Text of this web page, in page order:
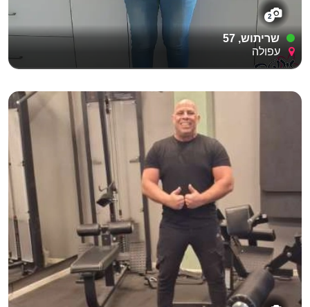
2
שריתוש, 57
עפולה